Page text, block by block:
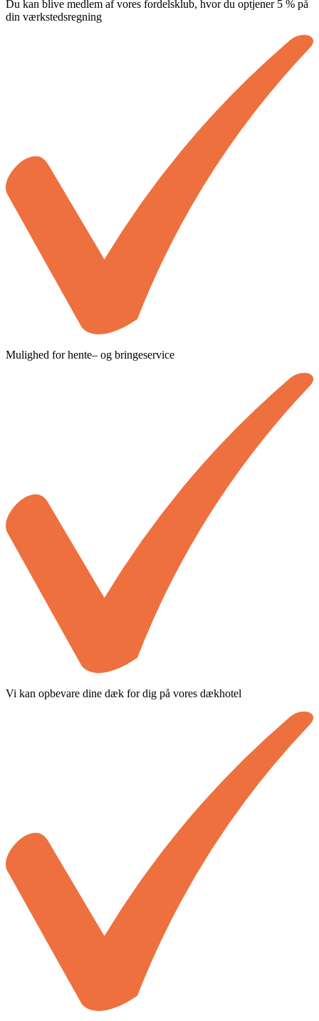
Du kan blive medlem af vores fordelsklub, hvor du optjener 5 % på
din værkstedsregning
Mulighed for hente– og bringeservice
Vi kan opbevare dine dæk for dig på vores dækhotel